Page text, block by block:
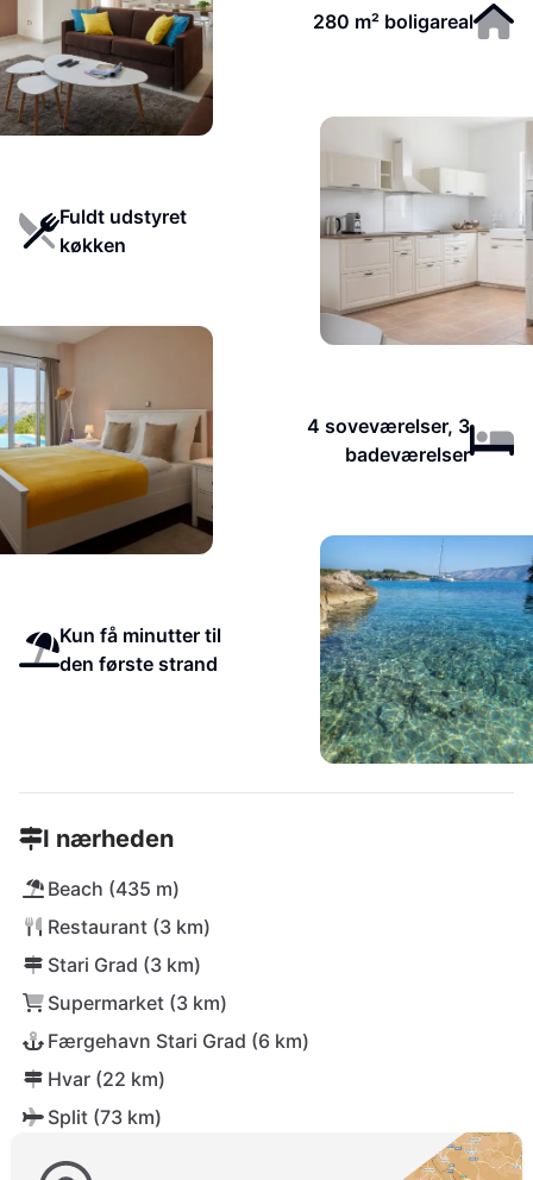
280 m² boligareal
Fuldt udstyret
køkken
4 soveværelser, 3
badeværelser
Kun få minutter til
den første strand
I nærheden
Beach (435 m)
Restaurant (3 km)
Stari Grad (3 km)
Supermarket (3 km)
Færgehavn Stari Grad (6 km)
Hvar (22 km)
Split (73 km)